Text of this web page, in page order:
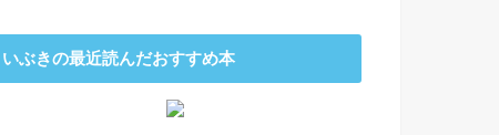
いぶきの最近読んだおすすめ本